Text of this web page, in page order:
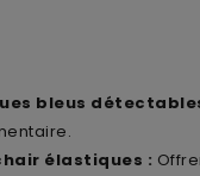
bleus
élastiques :